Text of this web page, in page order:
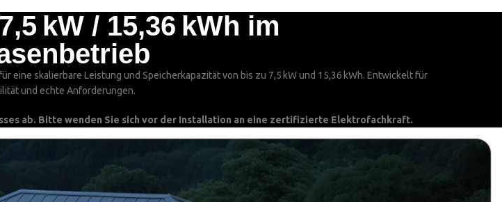
kW / 15,36 kWh im
eine skalierbare Leistung und Speicherkapazität von bis zu 7,5 kW und 15,36 kWh. Entwickelt für
und echte Anforderungen.
ab. Bitte wenden Sie sich vor der Installation an eine zertifizierte Elektrofachkraft.